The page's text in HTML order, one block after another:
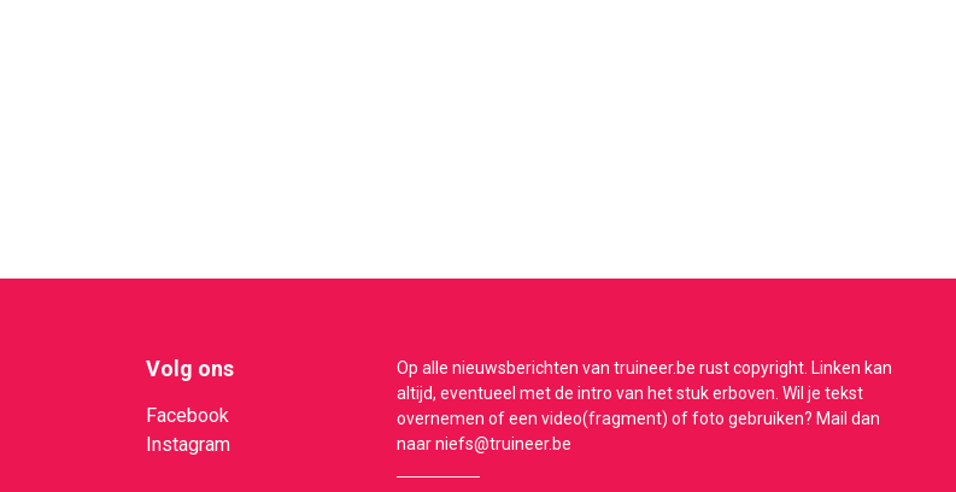
Volg ons
Facebook
Instagram
Op alle nieuwsberichten van truineer.be rust copyright. Linken kan
altijd, eventueel met de intro van het stuk erboven. Wil je tekst
overnemen of een video(fragment) of foto gebruiken? Mail dan
naarniefs@truineer.be